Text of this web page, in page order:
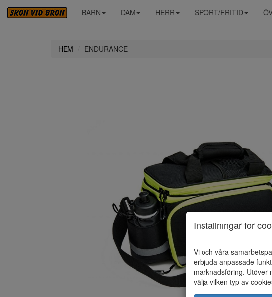
BARN DAM HERR SPORT/FRITID
HEM ENDURANCE
Inställningar för
Vi och våra
erbjuda anpassade
marknadsföring. Utöver
välja vilken typ av